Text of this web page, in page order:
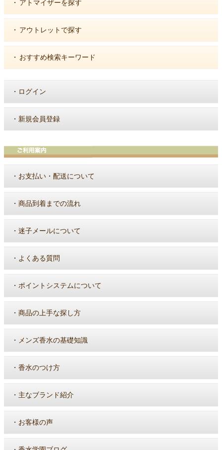
・ アトマイザーを探す
・ アウトレットで探す
・ おすすめ検索キーワード
・ ログイン
・ 新規会員登録
・ お支払い・配送について
・ 商品到着までの流れ
・ 迷子メールについて
・ よくある質問
・ ポイントシステムについて
・ 商品の上手な探し方
・ メンズ香水の基礎知識
・ 香水のつけ方
・ 主なブランド紹介
・ お客様の声